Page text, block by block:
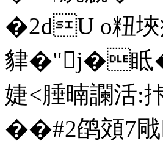
�2dU o粈
貄�"j�眡
婕<腄暔讕活
��#2鹐頝7